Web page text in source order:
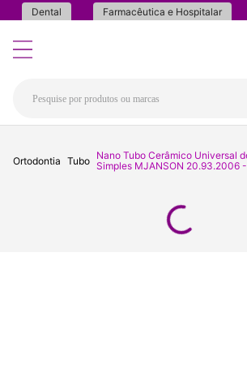
Dental Farmacêutica e Hospitalar
Ortodontia Tubo Nano Tubo Cerâmico Universal
Simples MJANSON 20.93.2006